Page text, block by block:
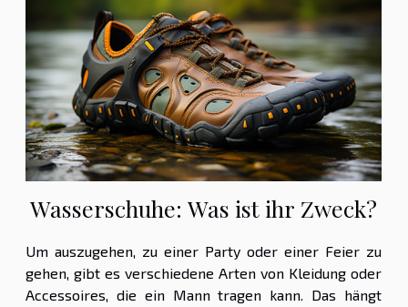
Wasserschuhe: Was ist ihr Zweck?
Um auszugehen, zu einer Party oder einer Feier zu
gehen, gibt es verschiedene Arten von Kleidung oder
Accessoires, die ein Mann tragen kann. Das hängt